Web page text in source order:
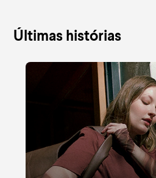
Últimas histórias